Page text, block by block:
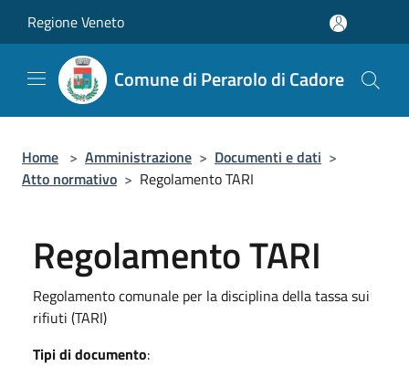
Regione Veneto
Comune di Perarolo di Cadore
Home > Amministrazione > Documenti e dati >
Atto normativo > Regolamento TARI
Regolamento TARI
Regolamento comunale per la disciplina della tassa sui
rifiuti (TARI)
Tipi di documento: